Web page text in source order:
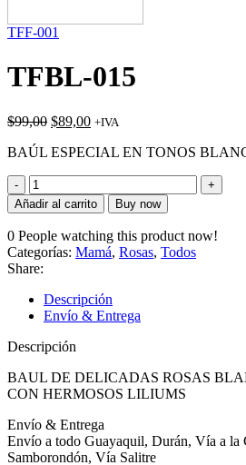
TFF-001
TFBL-015
$99,00 El
original
$89,00El
actual
+IVA
BAÚL ESPECIAL EN TONOS
TFBL-
015
cantidad
Añadir al carrito Buy now
0 People watching this product now!
Categorías: Mamá, Rosas, Todos
Share:
Descripción
Envío & Entrega
Descripción
BAUL DE DELICADAS ROSAS
CON HERMOSOS LILIUMS
Envío & Entrega
Envío a todo Guayaquil, Durán, Vía a la
Samborondón, Vía Salitre